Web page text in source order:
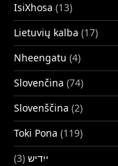
IsiXhosa (13)
Lietuvių kalba (17)
Nheengatu (4)
Slovenčina (74)
Slovenščina (2)
Toki Pona (119)
ייִדיש (3)